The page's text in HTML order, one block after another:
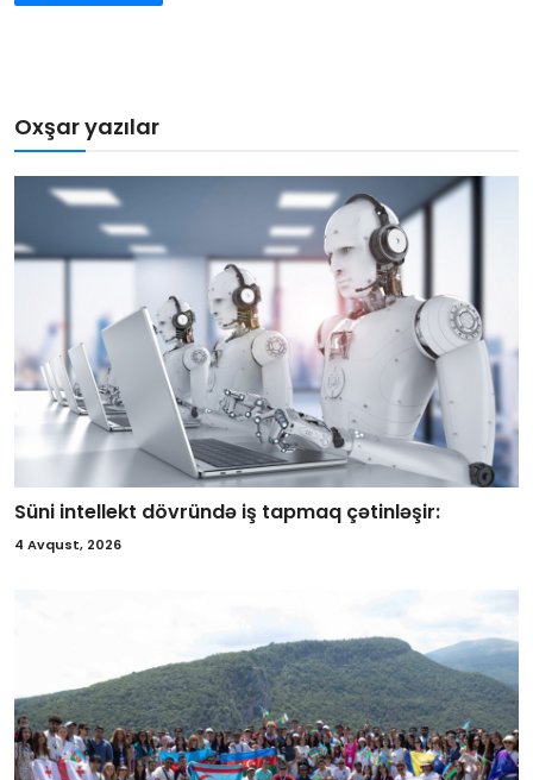
Oxşar yazılar
Süni intellekt dövründə iş tapmaq çətinləşir:
4 Avqust, 2026